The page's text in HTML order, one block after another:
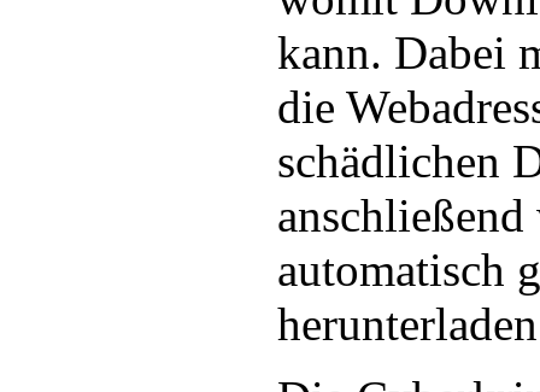
kann. Dabei
die
schädlichen
automatisch